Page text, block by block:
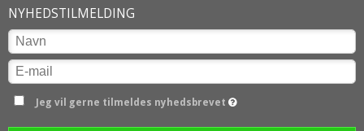
NYHEDSTILMELDING
Jeg vil gerne tilmeldes nyhedsbrevet